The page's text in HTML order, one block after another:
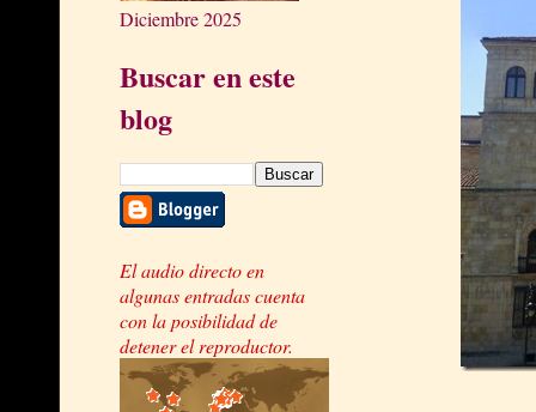
Diciembre 2025
Buscar en este
blog
El audio directo en
algunas entradas cuenta
con la posibilidad de
detener el reproductor.